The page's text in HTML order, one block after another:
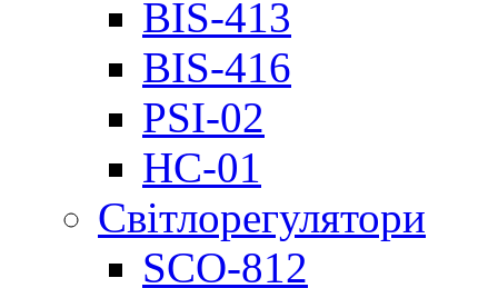
BIS-413
BIS-416
PSI-02
НС-01
Світлорегулятори
SCO-812